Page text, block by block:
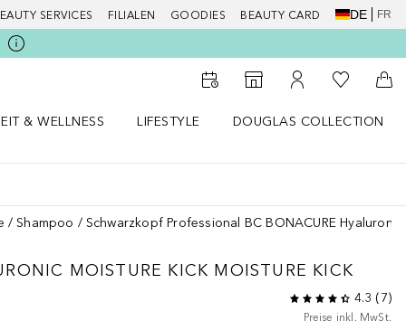
SERVICES FILIALEN GOODIES BEAUTY CARD DE FR
Zum Storefinder
Zu Meinem
Zu Meiner
& WELLNESS
LIFESTYLE
DOUGLAS COLLECTION
Shampoo Schwarzkopf Professional BC BONACURE
MOISTURE KICK MOISTURE KICK
4.3 (7)
Preise inkl. MwSt.